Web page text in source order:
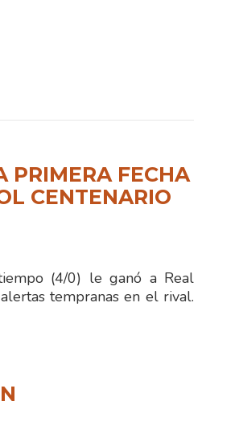
PRIMERA FECHA
CENTENARIO
(4/0) le ganó a Real
tempranas en el rival.